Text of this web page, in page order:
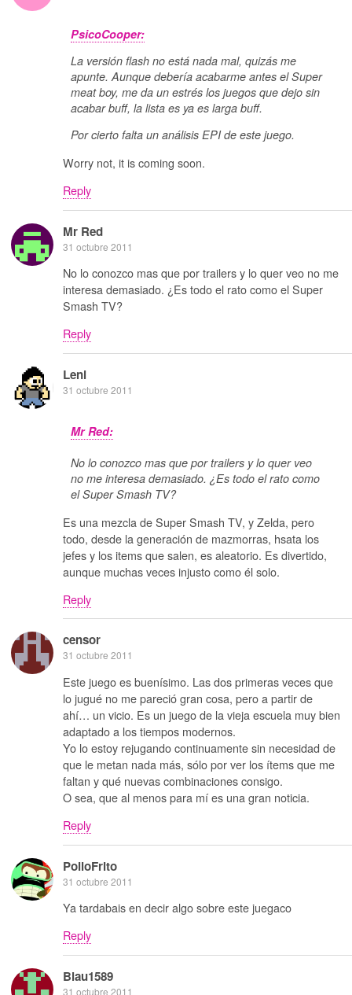
PsicoCooper:
La versión flash no está nada mal, quizás me
apunte. Aunque debería acabarme antes el Super
meat boy, me da un estrés los juegos que dejo sin
acabar buff, la lista es ya es larga buff.
Por cierto falta un análisis EPI de este juego.
Worry not, it is coming soon.
Reply
Mr Red
31 octubre 2011
No lo conozco mas que por trailers y lo quer veo no me
interesa demasiado. ¿Es todo el rato como el Super
Smash TV?
Reply
Leni
31 octubre 2011
Mr Red:
No lo conozco mas que por trailers y lo quer veo
no me interesa demasiado. ¿Es todo el rato como
el Super Smash TV?
Es una mezcla de Super Smash TV, y Zelda, pero
todo, desde la generación de mazmorras, hsata los
jefes y los items que salen, es aleatorio. Es divertido,
aunque muchas veces injusto como él solo.
Reply
censor
31 octubre 2011
Este juego es buenísimo. Las dos primeras veces que
lo jugué no me pareció gran cosa, pero a partir de
ahí… un vicio. Es un juego de la vieja escuela muy bien
adaptado a los tiempos modernos.
Yo lo estoy rejugando continuamente sin necesidad de
que le metan nada más, sólo por ver los ítems que me
faltan y qué nuevas combinaciones consigo.
O sea, que al menos para mí es una gran noticia.
Reply
PolloFrito
31 octubre 2011
Ya tardabais en decir algo sobre este juegaco
Reply
Blau1589
31 octubre 2011